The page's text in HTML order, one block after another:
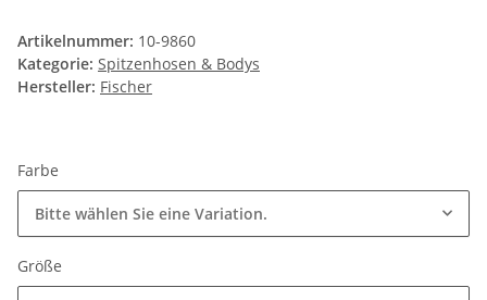
Artikelnummer: 10-9860
Kategorie: Spitzenhosen & Bodys
Hersteller: Fischer
Farbe
Bitte wählen Sie eine Variation.
Größe